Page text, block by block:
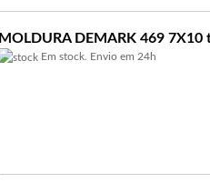
MOLDURA DEMARK 469 7X10
Em stock. Envio em 24h